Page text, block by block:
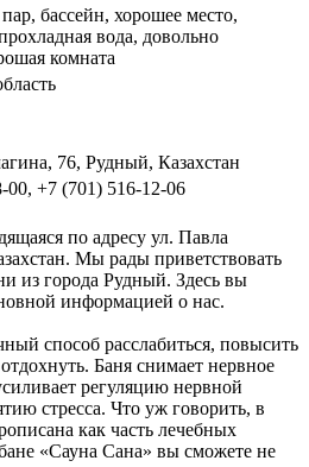
бассейн, хорошее место,
вода, довольно
комната
76, Рудный, Казахстан
00, +7 (701) 516-12-06
по адресу ул. Павла
Мы рады приветствовать
из города Рудный. Здесь вы
информацией о нас.
способ расслабиться, повысить
Баня снимает нервное
регуляцию нервной
стресса. Что уж говорить, в
как часть лечебных
«Сауна Сана» вы сможете не